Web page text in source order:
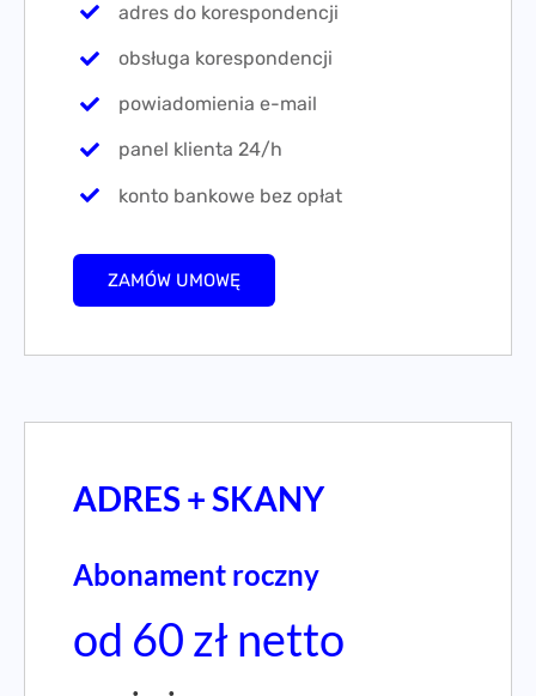
adres do korespondencji
obsługa korespondencji
powiadomienia e-mail
panel klienta 24/h
konto bankowe bez opłat
ZAMÓW UMOWĘ
ADRES + SKANY
Abonament roczny
od 60 zł netto